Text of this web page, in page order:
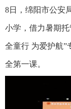
8日，绵阳市公安
小学，借力暑期
全童行 为爱护航”
全第一课。